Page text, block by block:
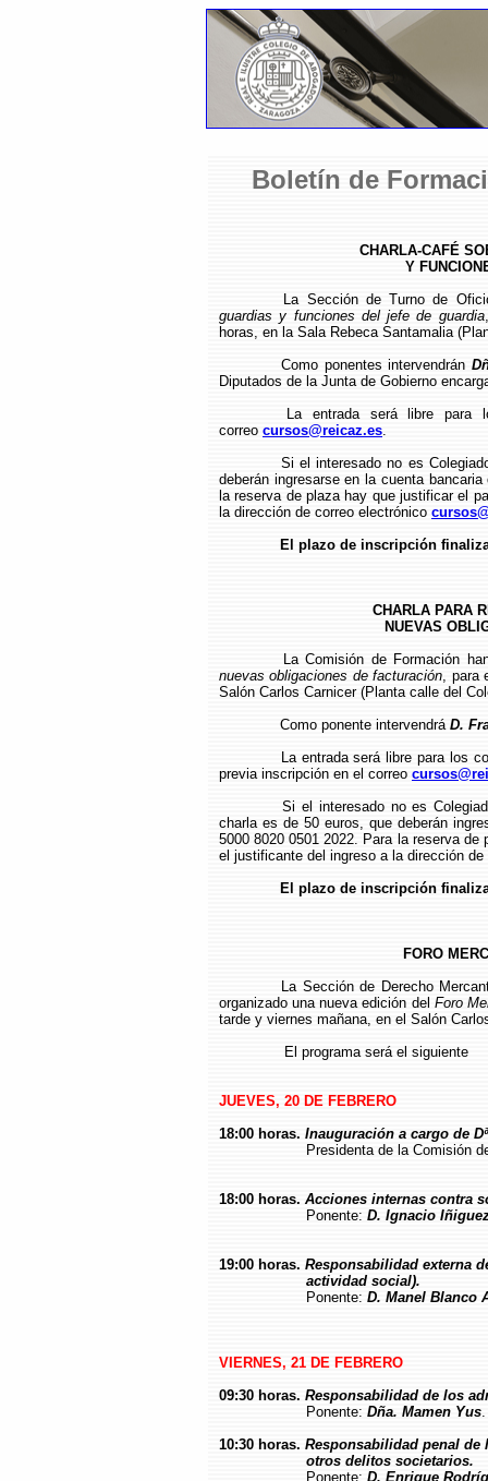
Boletín de
CHARLA-CAFÉ
Y
La Sección de Turno de
guardias y funciones del jefe de guardia
horas, en la Sala Rebeca Santamalia
Como ponentes intervendrán
Diputados de la Junta de Gobierno
La entrada será libre para
correo cursos@reicaz.es.
Si el interesado no es
deberán ingresarse en la cuenta
la reserva de plaza hay que justificar el
la dirección de correo electrónico
El plazo de inscripción
CHARLA PARA
NUEVAS
La Comisión de Formación
nuevas obligaciones de facturación, para
Salón Carlos Carnicer (Planta calle del
Como ponente intervendrá D.
La entrada será libre para los
previa inscripción en el correo
Si el interesado no es
charla es de 50 euros, que deberán
5000 8020 0501 2022. Para la reserva
el justificante del ingreso a la dirección
El plazo de inscripción
FORO
La Sección de Derecho
organizado una nueva edición del Foro
tarde y viernes mañana, en el Salón
El programa será el siguiente
JUEVES, 20 DE FEBRERO
18:00 horas. Inauguración a cargo de
Presidenta de la Comisión de
18:00 horas.Acciones internas contra
Ponente: D. Ignacio
19:00 horas. Responsabilidad externa
actividad social).
Ponente: D. Manel Blanco
VIERNES, 21 DE FEBRERO
09:30 horas. Responsabilidad de los
Ponente: Dña. Mamen Yus
10:30 horas. Responsabilidad penal
otros delitos societarios.
Ponente: D. Enrique